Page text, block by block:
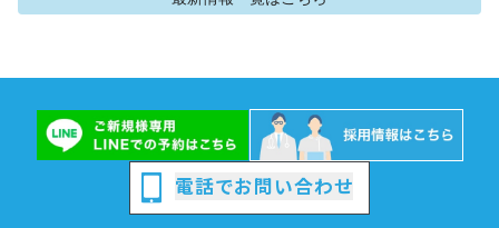
電話でお問い合わせ